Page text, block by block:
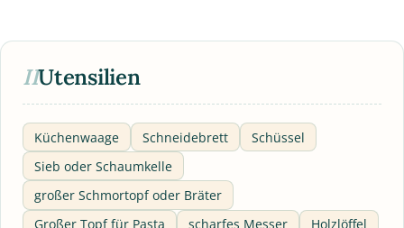
IIUtensilien
Küchenwaage Schneidebrett
Schüssel
Sieb oder Schaumkelle
großer Schmortopf oder Bräter
Großer Topf für Pasta
scharfes Messer Holzlöffel